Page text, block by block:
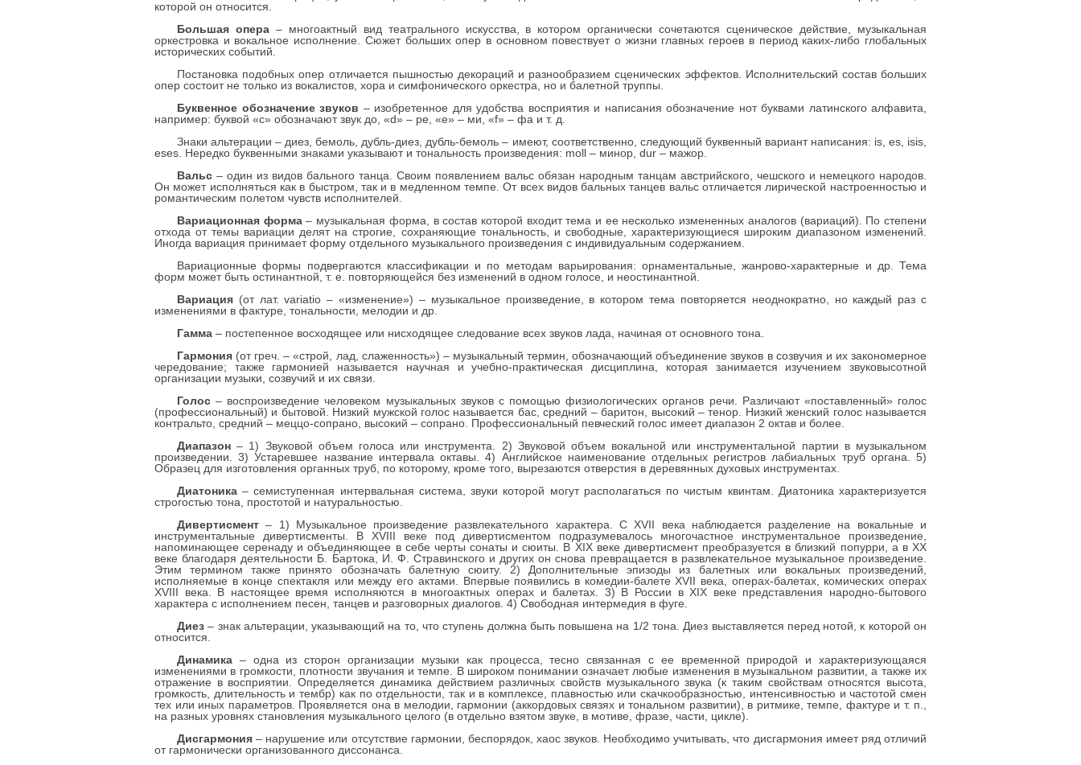
которой он относится.
Большая опера– многоактный вид театрального искусства, в котором органически сочетаются сценическое действие, музыкальная
оркестровка и вокальное исполнение. Сюжет больших опер в основном повествует о жизни главных героев в период каких-либо глобальных
исторических событий.
Постановка подобных опер отличается пышностью декораций и разнообразием сценических эффектов. Исполнительский состав больших
опер состоит не только из вокалистов, хора и симфонического оркестра, но и балетной труппы.
Буквенное обозначение звуков – изобретенное для удобства восприятия и написания обозначение нот буквами латинского алфавита,
например: буквой «с» обозначают звук до, «d» – ре, «е» – ми, «f» – фа и т. д.
Знаки альтерации – диез, бемоль, дубль-диез, дубль-бемоль – имеют, соответственно, следующий буквенный вариант написания: is, es, isis,
eses. Нередко буквенными знаками указывают и тональность произведения: moll – минор, dur – мажор.
Вальс – один из видов бального танца. Своим появлением вальс обязан народным танцам австрийского, чешского и немецкого народов.
Он может исполняться как в быстром, так и в медленном темпе. От всех видов бальных танцев вальс отличается лирической настроенностью и
романтическим полетом чувств исполнителей.
Вариационная форма– музыкальная форма, в состав которой входит тема и ее несколько измененных аналогов (вариаций). По степени
отхода от темы вариации делят на строгие, сохраняющие тональность, и свободные, характеризующиеся широким диапазоном изменений.
Иногда вариация принимает форму отдельного музыкального произведения с индивидуальным содержанием.
Вариационные формы подвергаются классификации и по методам варьирования: орнаментальные, жанрово-характерные и др. Тема
форм может быть остинантной, т. е. повторяющейся без изменений в одном голосе, и неостинантной.
Вариация (от лат. variatio – «изменение») – музыкальное произведение, в котором тема повторяется неоднократно, но каждый раз с
изменениями в фактуре, тональности, мелодии и др.
Гамма – постепенное восходящее или нисходящее следование всех звуков лада, начиная от основного тона.
Гармония (от греч. – «строй, лад, слаженность») – музыкальный термин, обозначающий объединение звуков в созвучия и их закономерное
чередование; также гармонией называется научная и учебно-практическая дисциплина, которая занимается изучением звуковысотной
организации музыки, созвучий и их связи.
Голос – воспроизведение человеком музыкальных звуков с помощью физиологических органов речи. Различают «поставленный» голос
(профессиональный) и бытовой. Низкий мужской голос называется бас, средний – баритон, высокий – тенор. Низкий женский голос называется
контральто, средний – меццо-сопрано, высокий – сопрано. Профессиональный певческий голос имеет диапазон 2 октав и более.
Диапазон – 1) Звуковой объем голоса или инструмента. 2) Звуковой объем вокальной или инструментальной партии в музыкальном
произведении. 3) Устаревшее название интервала октавы. 4) Английское наименование отдельных регистров лабиальных труб органа. 5)
Образец для изготовления органных труб, по которому, кроме того, вырезаются отверстия в деревянных духовых инструментах.
Диатоника – семиступенная интервальная система, звуки которой могут располагаться по чистым квинтам. Диатоника характеризуется
строгостью тона, простотой и натуральностью.
Дивертисмент – 1) Музыкальное произведение развлекательного характера. С XVII века наблюдается разделение на вокальные и
инструментальные дивертисменты. В XVIII веке под дивертисментом подразумевалось многочастное инструментальное произведение,
напоминающее серенаду и объединяющее в себе черты сонаты и сюиты. В XIX веке дивертисмент преобразуется в близкий попурри, а в XX
веке благодаря деятельности Б. Бартока, И. Ф. Стравинского и других он снова превращается в развлекательное музыкальное произведение.
Этим термином также принято обозначать балетную сюиту. 2) Дополнительные эпизоды из балетных или вокальных произведений,
исполняемые в конце спектакля или между его актами. Впервые появились в комедии-балете XVII века, операх-балетах, комических операх
XVIII века. В настоящее время исполняются в многоактных операх и балетах. 3) В России в XIX веке представления народно-бытового
характера с исполнением песен, танцев и разговорных диалогов. 4) Свободная интермедия в фуге.
Диез – знак альтерации, указывающий на то, что ступень должна быть повышена на 1/2 тона. Диез выставляется перед нотой, к которой он
относится.
Динамика – одна из сторон организации музыки как процесса, тесно связанная с ее временной природой и характеризующаяся
изменениями в громкости, плотности звучания и темпе. В широком понимании означает любые изменения в музыкальном развитии, а также их
отражение в восприятии. Определяется динамика действием различных свойств музыкального звука (к таким свойствам относятся высота,
громкость, длительность и тембр) как по отдельности, так и в комплексе, плавностью или скачкообразностью, интенсивностью и частотой смен
тех или иных параметров. Проявляется она в мелодии, гармонии (аккордовых связях и тональном развитии), в ритмике, темпе, фактуре и т. п.,
на разных уровнях становления музыкального целого (в отдельно взятом звуке, в мотиве, фразе, части, цикле).
Дисгармония – нарушение или отсутствие гармонии, беспорядок, хаос звуков. Необходимо учитывать, что дисгармония имеет ряд отличий
от гармонически организованного диссонанса.